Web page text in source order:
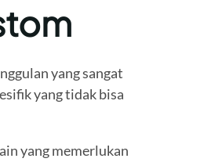
yang sangat
yang tidak bisa
yang memerlukan